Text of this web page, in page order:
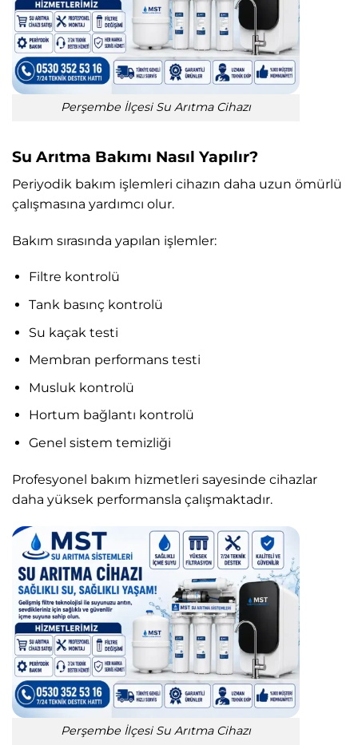
Perşembe İlçesi Su Arıtma Cihazı
Su Arıtma Bakımı Nasıl Yapılır?
Periyodik bakım işlemleri cihazın daha uzun ömürlü
çalışmasına yardımcı olur.
Bakım sırasında yapılan işlemler:
Filtre kontrolü
Tank basınç kontrolü
Su kaçak testi
Membran performans testi
Musluk kontrolü
Hortum bağlantı kontrolü
Genel sistem temizliği
Profesyonel bakım hizmetleri sayesinde cihazlar
daha yüksek performansla çalışmaktadır.
Perşembe İlçesi Su Arıtma Cihazı